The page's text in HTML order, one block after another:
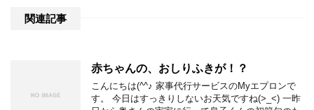
関連記事
赤ちゃんの、おしりふきが！？
こんにちは(^^♪ 家事代行サービスのMyエプロンで
す。 今日はすっきりしないお天気ですね(>_<) 一昨